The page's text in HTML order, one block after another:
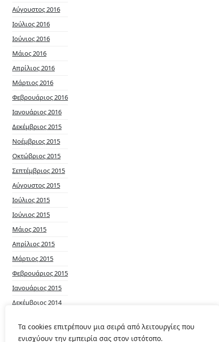
Τα cookies επιτρέπουν μια σειρά από λειτουργίες που
ενισχύουν την εμπειρία σας στον ιστότοπο.
Αύγουστος 2016
Ιούλιος 2016
Ιούνιος 2016
Μάιος 2016
Απρίλιος 2016
Μάρτιος 2016
Φεβρουάριος 2016
Ιανουάριος 2016
Δεκέμβριος 2015
Νοέμβριος 2015
Οκτώβριος 2015
Σεπτέμβριος 2015
Αύγουστος 2015
Ιούλιος 2015
Ιούνιος 2015
Μάιος 2015
Απρίλιος 2015
Μάρτιος 2015
Φεβρουάριος 2015
Ιανουάριος 2015
Δεκέμβριος 2014